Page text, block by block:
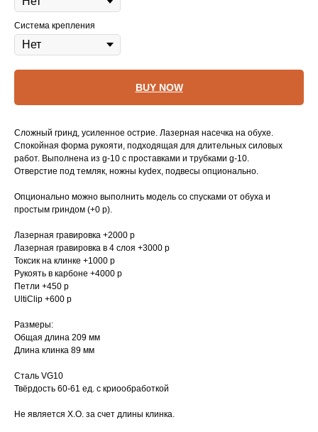
Система крепления
BUY NOW
Сложный гринд, усиленное острие. Лазерная насечка на обухе.
Спокойная форма рукояти, подходящая для длительных силовых
работ. Выполнена из g-10 с проставками и трубками g-10.
Отверстие под темляк, ножны kydex, подвесы опционально.
Опционально можно выполнить модель со спусками от обуха и
простым гриндом (+0 р).
Лазерная гравировка +2000 р
Лазерная гравировка в 4 слоя +3000 р
Токсик на клинке +1000 р
Рукоять в карбоне +4000 р
Петли +450 р
UltiClip +600 р
Размеры:
Общая длина 209 мм
Длина клинка 89 мм
Сталь VG10
Твёрдость 60-61 ед. с криообработкой
Не является Х.О. за счет длины клинка.